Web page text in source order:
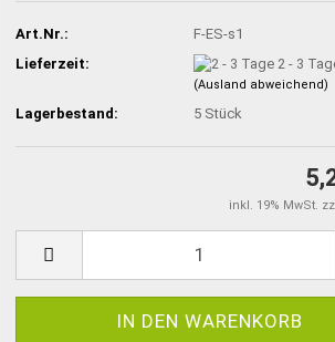
Art.Nr.:
F-ES-s1
Lieferzeit:
2 - 3
(Ausland abweichend)
Lagerbestand: 5 Stück
inkl. 19% MwSt.